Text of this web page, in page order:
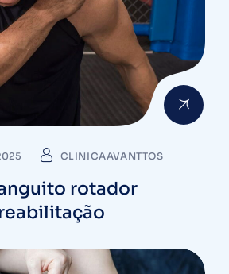
CLINICAAVANTTOS
rotador